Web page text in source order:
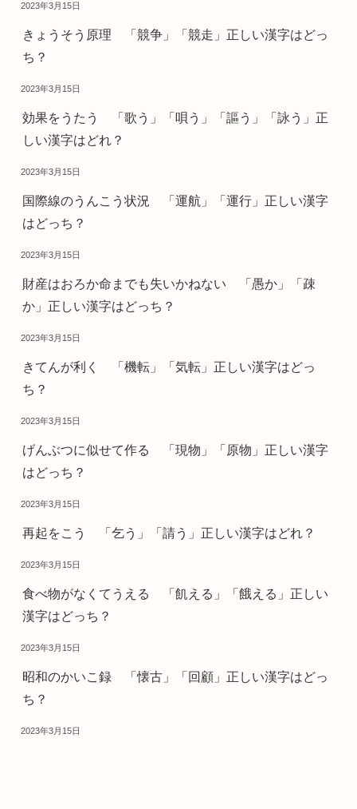
2023年3月15日
きょうそう原理 「競争」「競走」正しい漢字はどっ
ち？
2023年3月15日
効果をうたう 「歌う」「唄う」「謳う」「詠う」正
しい漢字はどれ？
2023年3月15日
国際線のうんこう状況 「運航」「運行」正しい漢字
はどっち？
2023年3月15日
財産はおろか命までも失いかねない 「愚か」「疎
か」正しい漢字はどっち？
2023年3月15日
きてんが利く 「機転」「気転」正しい漢字はどっ
ち？
2023年3月15日
げんぶつに似せて作る 「現物」「原物」正しい漢字
はどっち？
2023年3月15日
再起をこう 「乞う」「請う」正しい漢字はどれ？
2023年3月15日
食べ物がなくてうえる 「飢える」「餓える」正しい
漢字はどっち？
2023年3月15日
昭和のかいこ録 「懐古」「回顧」正しい漢字はどっ
ち？
2023年3月15日